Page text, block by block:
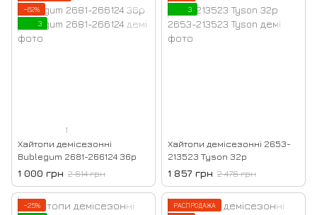
−62%
3
1
Хайтопи демісезонні
Bublegum 2681-266124 36р
1 000 грн 2 614 грн
3
Хайтопи демісезонні 2653-
213523 Tyson 32р
1 857 грн 2 476 грн
−25%
РАСПРОДАЖА